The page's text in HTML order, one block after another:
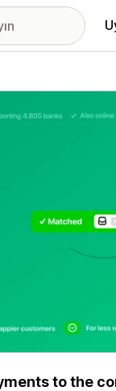
to the